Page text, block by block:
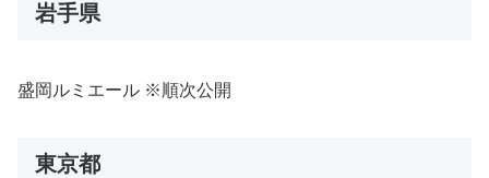
岩手県
盛岡ルミエール ※順次公開
東京都